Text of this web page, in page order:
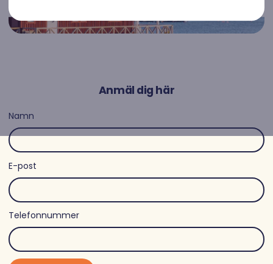
Anmäl dig här
Namn
E-post
Telefonnummer